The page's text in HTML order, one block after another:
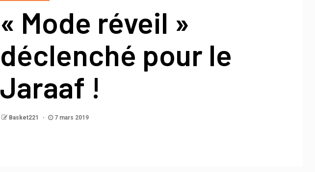
« Mode réveil »
déclenché pour le
Jaraaf !
Basket221 7 mars 2019